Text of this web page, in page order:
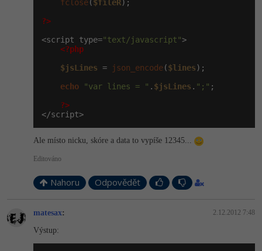
Linux
Kybernetická bezpečnost
Fórum
fclose($fileR);
?>
<script type="text/javascript">
<?php
$jsLines = json_encode($lines);
echo
"var lines = " . $jsLines . ";" ;
?>
</script>
Ale místo nicku, skóre a data to vypíše 12345...
Editováno
Nahoru Odpovědět
matesax: 2.12.2012 7:48
Výstup: